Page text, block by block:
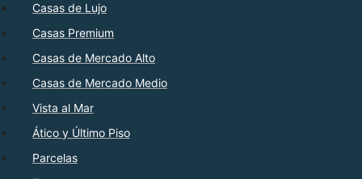
Casas de Lujo
Casas Premium
Casas de Mercado Alto
Casas de Mercado Medio
Vista al Mar
Ático y Último Piso
Parcelas